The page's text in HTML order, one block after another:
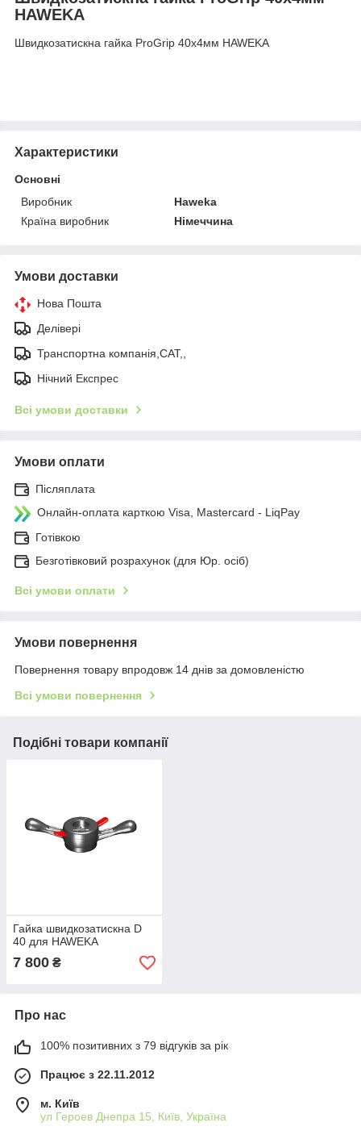
HAWEKA
Швидкозатискна гайка ProGrip 40x4мм HAWEKA
Характеристики
Основні
Виробник
Haweka
Країна виробник
Німеччина
Умови доставки
Нова Пошта
Делівері
Транспортна компанія,САТ,,
Нічний Експрес
Всі умови доставки
Умови оплати
Післяплата
Онлайн-оплата карткою Visa, Mastercard - LiqPay
Готівкою
Безготівковий розрахунок (для Юр. осіб)
Всі умови оплати
Умови повернення
Повернення товару впродовж 14 днів за домовленістю
Всі умови повернення
Подібні товари компанії
Гайка швидкозатискна D
40 для HAWEKA
7 800 ₴
Про нас
100% позитивних з 79 відгуків за рік
Працює з 22.11.2012
м. Київ
ул Героев Днепра 15, Київ, Україна